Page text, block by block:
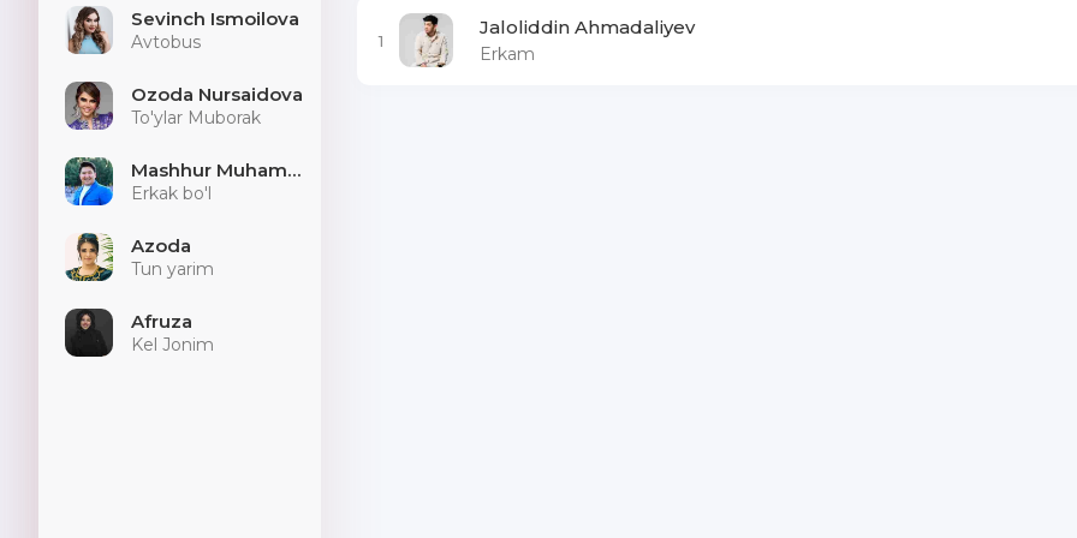
Sevinch Ismoilova
Avtobus
Ozoda Nursaidova
To'ylar Muborak
Mashhur Muhammad
Erkak bo'l
Azoda
Tun yarim
Afruza
Kel Jonim
1
Jaloliddin Ahmadaliyev
Erkam